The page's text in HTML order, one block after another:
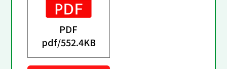
PDF
pdf/552.4KB